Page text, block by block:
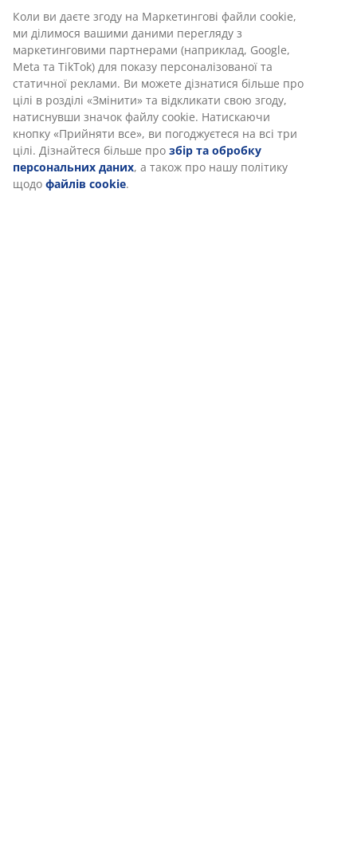
Коли ви даєте згоду на Маркетингові файли cookie,
ми ділимося вашими даними перегляду з
маркетинговими партнерами (наприклад, Google,
Meta та TikTok) для показу персоналізованої та
статичної реклами. Ви можете дізнатися більше про
цілі в розділі «Змінити» та відкликати свою згоду,
натиснувши значок файлу cookie. Натискаючи
кнопку «Прийняти все», ви погоджуєтеся на всі три
цілі. Дізнайтеся більше про збір та обробку
персональних даних, а також про нашу політику
щодо файлів cookie.